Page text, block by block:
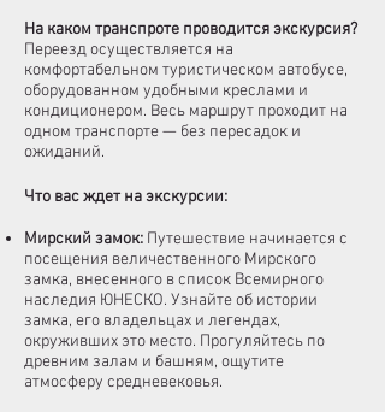
На каком транспроте проводится экскурсия?
Переезд осуществляется на
комфортабельном туристическом автобусе,
оборудованном удобными креслами и
кондиционером. Весь маршрут проходит на
одном транспорте — без пересадок и
ожиданий.
Что вас ждет на экскурсии:
Мирский замок: Путешествие начинается с
посещения величественного Мирского
замка, внесенного в список Всемирного
наследия ЮНЕСКО. Узнайте об истории
замка, его владельцах и легендах,
окруживших это место. Прогуляйтесь по
древним залам и башням, ощутите
атмосферу средневековья.